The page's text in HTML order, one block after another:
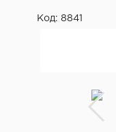
Код: 8841